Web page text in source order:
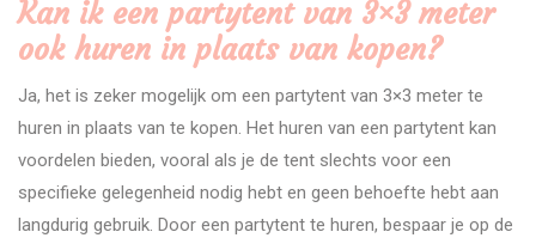
Kan ik een partytent van 3×3 meter
ook huren in plaats van kopen?
Ja, het is zeker mogelijk om een partytent van 3×3 meter te
huren in plaats van te kopen. Het huren van een partytent kan
voordelen bieden, vooral als je de tent slechts voor een
specifieke gelegenheid nodig hebt en geen behoefte hebt aan
langdurig gebruik. Door een partytent te huren, bespaar je op de